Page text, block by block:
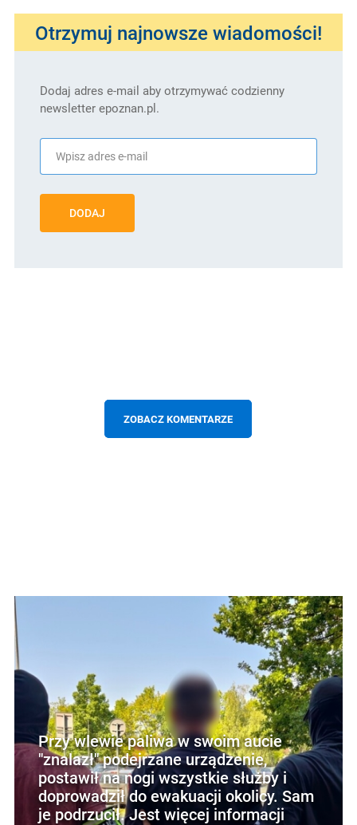
Otrzymuj najnowsze wiadomości!
Dodaj adres e-mail aby otrzymywać codzienny
newsletter epoznan.pl.
DODAJ
ZOBACZ KOMENTARZE
Przy wlewie paliwa w swoim aucie
"znalazł" podejrzane urządzenie,
postawił na nogi wszystkie służby i
doprowadził do ewakuacji okolicy. Sam
je podrzucił. Jest więcej informacji